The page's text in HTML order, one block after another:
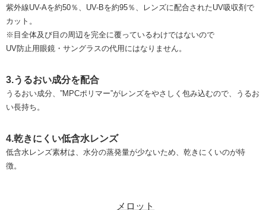
紫外線UV-Aを約50％、UV-Bを約95％、レンズに配合されたUV吸収剤で
カット。
※目全体及び目の周辺を完全に覆っているわけではないので
UV防止用眼鏡・サングラスの代用にはなりません。
3.うるおい成分を配合
うるおい成分、”MPCポリマー”がレンズをやさしく包み込むので、うるお
い長持ち。
4.乾きにくい低含水レンズ
低含水レンズ素材は、水分の蒸発量が少ないため、乾きにくいのが特
徴。
メロット